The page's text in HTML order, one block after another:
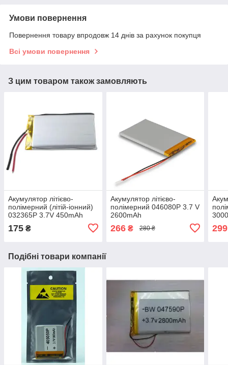
Умови повернення
Повернення товару впродовж 14 днів за рахунок покупця
Всі умови повернення
З цим товаром також замовляють
Акумулятор літієво-
полімерний (літій-іонний)
032365P 3.7V 450mAh
175 ₴
Акумулятор літієво-
полімерний 046080P 3.7 V
2600mAh
266₴ 280 ₴ 299
Подібні товари компанії